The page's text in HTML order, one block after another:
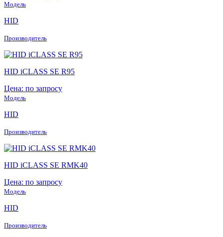
Модель
HID
Производитель
HID iCLASS SE R95
Цена: по запросу
Модель
HID
Производитель
HID iCLASS SE RMK40
Цена: по запросу
Модель
HID
Производитель